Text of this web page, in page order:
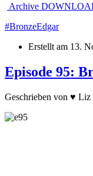
Archive
#BronzeEdgar
Erstellt am 13.
Episode 95:
Geschrieben von ♥ Liz